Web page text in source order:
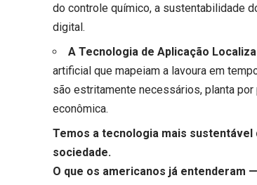
do controle químico, a sustentabilidade
digital.
A Tecnologia de Aplicação
artificial que mapeiam a lavoura em
são estritamente necessários, planta
econômica.
Temos a tecnologia mais sustentável
sociedade.
O que os americanos já entenderam